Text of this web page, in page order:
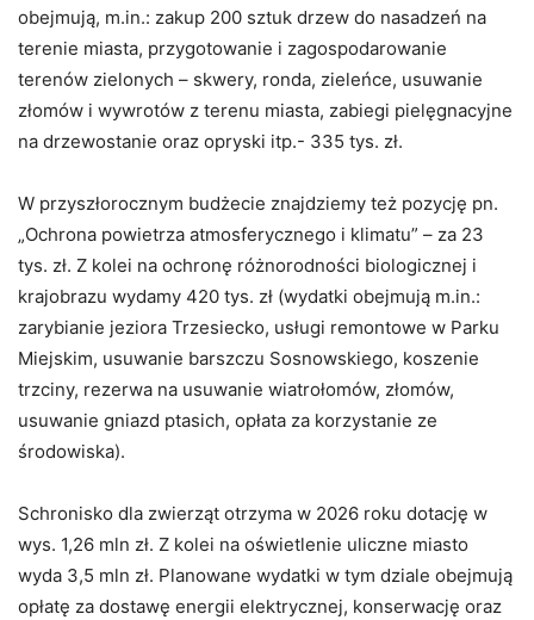
obejmują, m.in.: zakup 200 sztuk drzew do nasadzeń na
terenie miasta, przygotowanie i zagospodarowanie
terenów zielonych – skwery, ronda, zieleńce, usuwanie
złomów i wywrotów z terenu miasta, zabiegi pielęgnacyjne
na drzewostanie oraz opryski itp.- 335 tys. zł.
W przyszłorocznym budżecie znajdziemy też pozycję pn.
„Ochrona powietrza atmosferycznego i klimatu” – za 23
tys. zł. Z kolei na ochronę różnorodności biologicznej i
krajobrazu wydamy 420 tys. zł (wydatki obejmują m.in.:
zarybianie jeziora Trzesiecko, usługi remontowe w Parku
Miejskim, usuwanie barszczu Sosnowskiego, koszenie
trzciny, rezerwa na usuwanie wiatrołomów, złomów,
usuwanie gniazd ptasich, opłata za korzystanie ze
środowiska).
Schronisko dla zwierząt otrzyma w 2026 roku dotację w
wys. 1,26 mln zł. Z kolei na oświetlenie uliczne miasto
wyda 3,5 mln zł. Planowane wydatki w tym dziale obejmują
opłatę za dostawę energii elektrycznej, konserwację oraz